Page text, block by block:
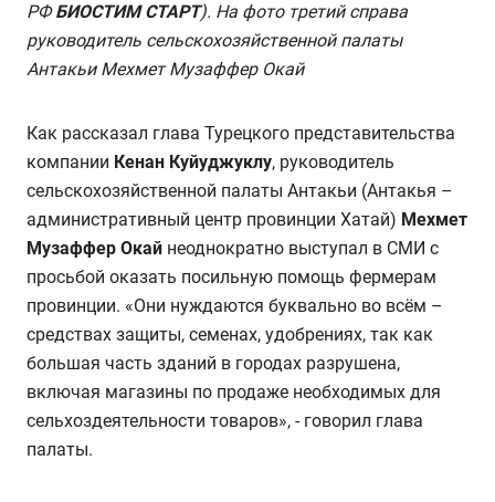
РФБИОСТИМ СТАРТ). На фото третий справа
руководитель сельскохозяйственной палаты
Антакьи Мехмет Музаффер Окaй
Как рассказал глава Турецкого представительства
компании Кенан Куйуджуклу, руководитель
сельскохозяйственной палаты Антакьи (Антакья –
административный центр провинции Хатай) Мехмет
Музаффер Окaй неоднократно выступал в СМИ с
просьбой оказать посильную помощь фермерам
провинции. «Они нуждаются буквально во всём –
средствах защиты, семенах, удобрениях, так как
большая часть зданий в городах разрушена,
включая магазины по продаже необходимых для
сельхоздеятельности товаров», - говорил глава
палаты.